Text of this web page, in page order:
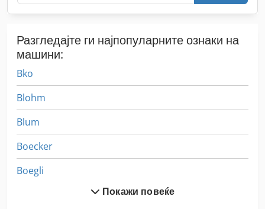
Разгледајте ги најпопуларните ознаки на
машини:
Bko
Blohm
Blum
Boecker
Boegli
Покажи повеќе